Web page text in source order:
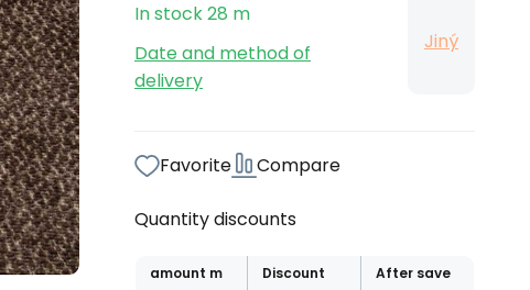
In stock28 m
Date and method of
delivery
Jiný
Favorite Compare
Quantity discounts
amount m Discount
After save